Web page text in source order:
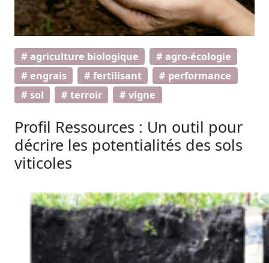
# agriculture biologique
# agro-écologie
# engrais
# fertilisant
# performance
# sol
# terroir # vigne
Profil Ressources : Un outil pour
décrire les potentialités des sols
viticoles